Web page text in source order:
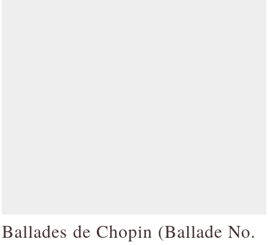
Ballades de Chopin (Ballade No.